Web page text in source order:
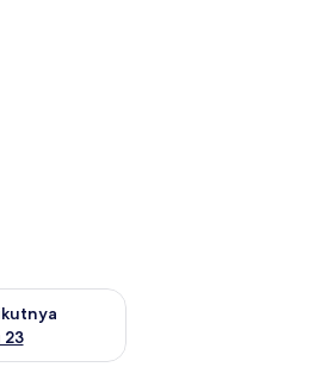
23
akhir pekan berikutnya Agu 21 -